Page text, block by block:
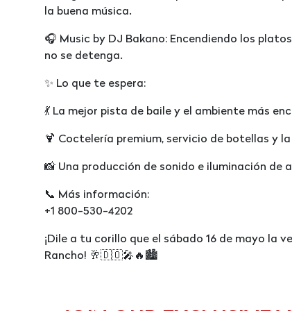
la buena música.
🎧 Music by DJ Bakano: Encendiendo los
no se detenga.
✨ Lo que te espera:
💃 La mejor pista de baile y el ambiente más
🍹 Coctelería premium, servicio de botellas y
📸 Una producción de sonido e iluminación de
📞 Más información:
+1 800-530-4202
¡Dile a tu corillo que el sábado 16 de mayo la
Rancho! 🥂🇩🇴🎤🔥🏙️